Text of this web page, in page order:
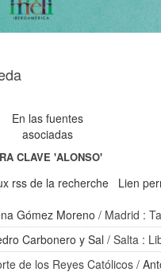
En las fuentes
asociadas
CLAVE'ALONSO'
rss de la recherche Lien
Gómez Moreno / Madrid :
Carbonero y Sal / Salta :
de los Reyes Católicos /